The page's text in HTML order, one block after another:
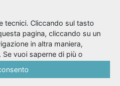
da
12)
tecnici. Cliccando sul tasto
pagina, cliccando su un
in altra maniera,
vuoi saperne di più o